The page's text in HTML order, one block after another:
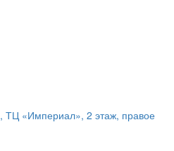
ТЦ «Империал», 2 этаж, правое